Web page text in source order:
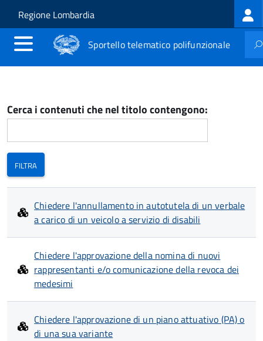
Salta al contenuto principale
Skip to site navigation
Regione Lombardia
Sportello telematico polifunzionale
Cerca i contenuti che nel titolo contengono:
Chiedere l'annullamento in autotutela di un verbale
a carico di un veicolo a servizio di disabili
Chiedere l'approvazione della nomina di nuovi
rappresentanti e/o comunicazione della revoca dei
medesimi
Chiedere l'approvazione di un piano attuativo (PA) o
di una sua variante